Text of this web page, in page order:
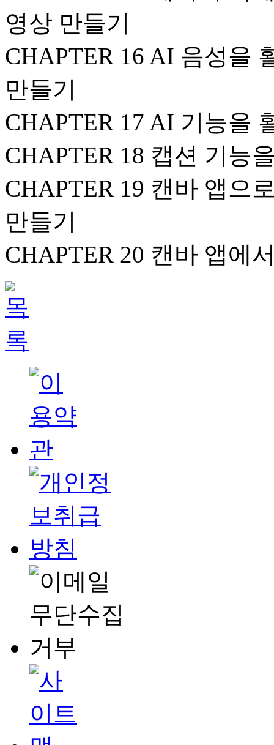
영상 만들기
CHAPTER 16 AI 음성을
만들기
CHAPTER 17 AI 기능을
CHAPTER 18 캡션 기능
CHAPTER 19 캔바 앱으
만들기
CHAPTER 20 캔바 앱에